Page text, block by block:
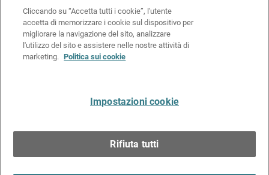
Politica sui cookie
Informativa sulla privacy
Kit Media & Brand
Cliccando su “Accetta tutti i cookie”, l'utente
accetta di memorizzare i cookie sul dispositivo per
migliorare la navigazione del sito, analizzare
l'utilizzo del sito e assistere nelle nostre attività di
marketing. Politica sui cookie
Impostazioni cookie
Rifiuta tutti